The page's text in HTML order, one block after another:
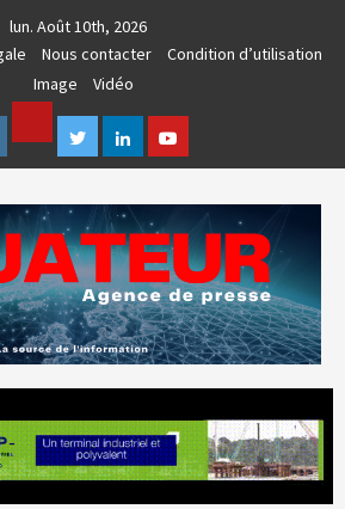
lun. Août 10th, 2026
Nous contacter
Condition d’utilisation
Image
Vidéo
Facebook
TwitterLinkedinYoutube